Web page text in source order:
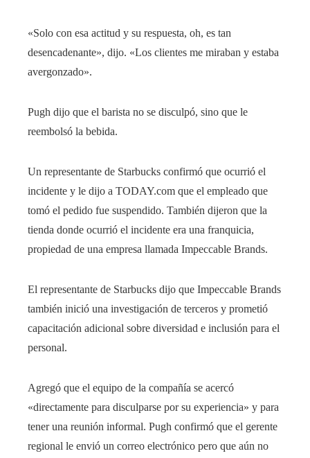
«Solo con esa actitud y su respuesta, oh, es tan
desencadenante», dijo. «Los clientes me miraban y estaba
avergonzado».
Pugh dijo que el barista no se disculpó, sino que le
reembolsó la bebida.
Un representante de Starbucks confirmó que ocurrió el
incidente y le dijo a TODAY.com que el empleado que
tomó el pedido fue suspendido. También dijeron que la
tienda donde ocurrió el incidente era una franquicia,
propiedad de una empresa llamada Impeccable Brands.
El representante de Starbucks dijo que Impeccable Brands
también inició una investigación de terceros y prometió
capacitación adicional sobre diversidad e inclusión para el
personal.
Agregó que el equipo de la compañía se acercó
«directamente para disculparse por su experiencia» y para
tener una reunión informal. Pugh confirmó que el gerente
regional le envió un correo electrónico pero que aún no